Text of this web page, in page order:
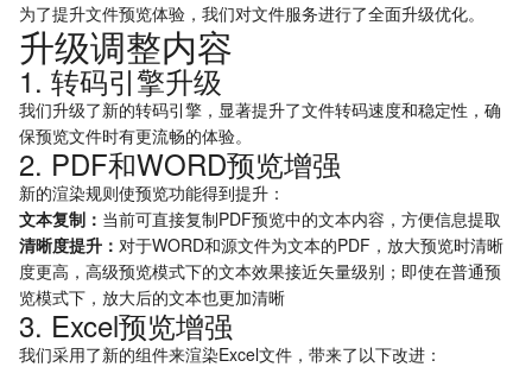
应用方案
行业案例
价格
帮助中心
关于草料
为了提升文件预览体验，我们对文件服务进行了全面升级优化。
升级调整内容
1. 转码引擎升级
我们升级了新的转码引擎，显著提升了文件转码速度和稳定性，确
保预览文件时有更流畅的体验。
2. PDF和WORD预览增强
新的渲染规则使预览功能得到提升：
文本复制： 当前可直接复制PDF预览中的文本内容，方便信息提取
清晰度提升： 对于WORD和源文件为文本的PDF，放大预览时清晰
度更高，高级预览模式下的文本效果接近矢量级别；即使在普通预
览模式下，放大后的文本也更加清晰
3. Excel预览增强
我们采用了新的组件来渲染Excel文件，带来了以下改进：